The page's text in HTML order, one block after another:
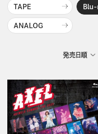
TAPE
ANALOG
発売日順